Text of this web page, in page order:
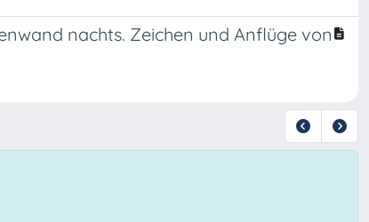
nachts. Zeichen und Anflüge von